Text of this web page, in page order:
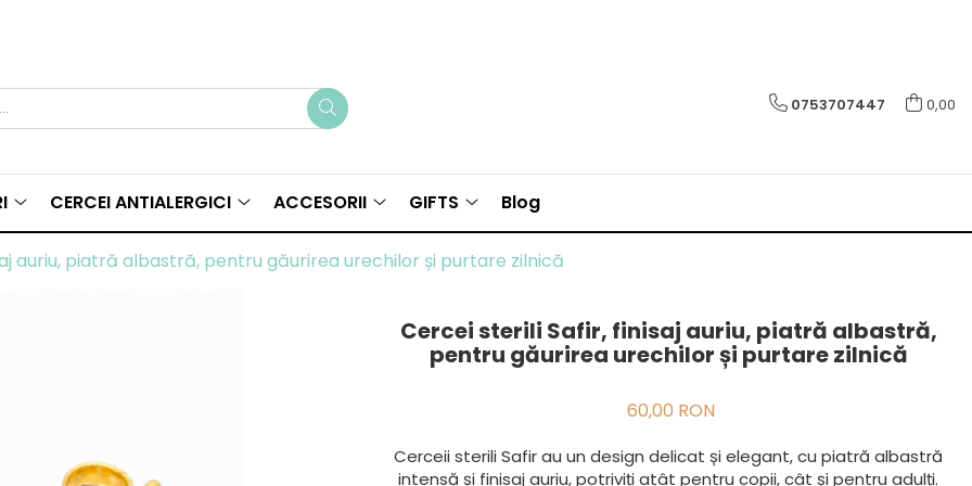
0753707447 0,00
CERCEI ANTIALERGICI ACCESORII GIFTS Blog
auriu, piatră albastră, pentru găurirea urechilor și purtare zilnică
Cercei sterili Safir, finisaj auriu, piatră albastră,
pentru găurirea urechilor și purtare zilnică
60,00 RON
Cerceii sterili Safir au un design delicat și elegant, cu piatră albastră
intensă și finisaj auriu, potriviți atât pentru copii, cât și pentru adulți.